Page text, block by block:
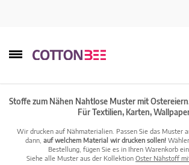
Stoffe zum Nähen Nahtlose Muster mit
Für Textilien, Karten,
Wir drucken auf Nähmaterialien. Passen Sie das Muster
dann, auf welchem Material wir drucken sollen!
Bestellung, fügen Sie es in Ihren Warenkorb
Siehe alle Muster aus der Kollektion Oster Nähstoff